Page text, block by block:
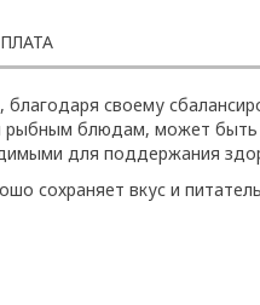
своему
рыбным блюдам, может
для поддержания
сохраняет вкус и